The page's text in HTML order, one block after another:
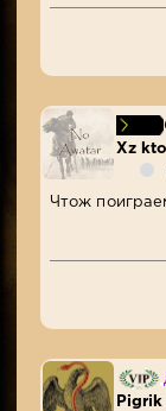
Xz kto
Чтож
Pigrik